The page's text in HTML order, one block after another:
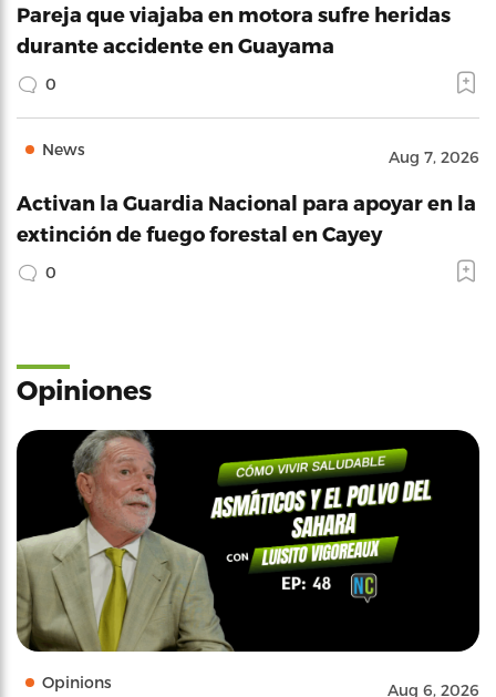
Pareja que viajaba en motora sufre heridas
durante accidente en Guayama
0
News Aug 7, 2026
Activan la Guardia Nacional para apoyar en la
extinción de fuego forestal en Cayey
0
Opiniones
Opinions Aug 6, 2026